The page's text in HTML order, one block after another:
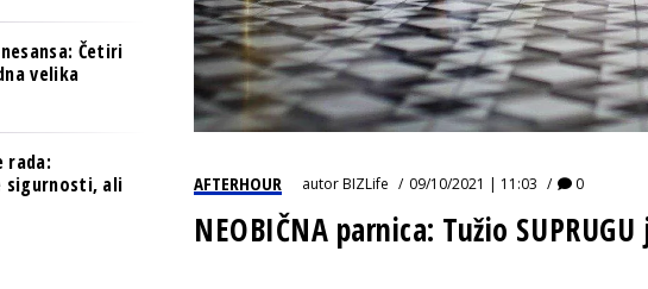
NOVO NA RAFU
AFTERHOUR autorBIZLife 09/10/2021 | 11:03 0
NEOBIČNA parnica: Tužio
Četiri
velika
rada:
sigurnosti, ali